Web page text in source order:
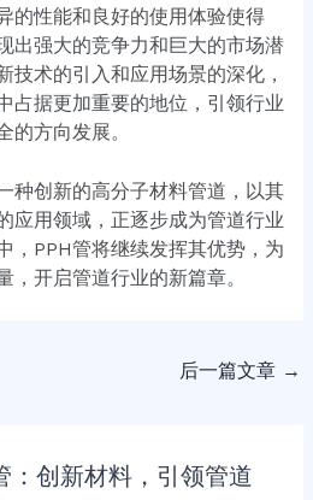
的性能和良好的使用体验使得
出强大的竞争力和巨大的市场潜
技术的引入和应用场景的深化，
占据更加重要的地位，引领行业
的方向发展。
种创新的高分子材料管道，以其
应用领域，正逐步成为管道行业
，PPH管将继续发挥其优势，为
，开启管道行业的新篇章。
后一篇文章 →
：创新材料，引领管道